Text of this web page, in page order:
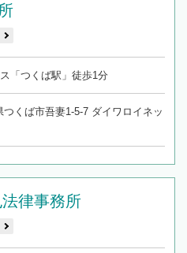
「つくば駅」徒歩1分
つくば市吾妻1-5-7 ダイワロイネッ
律事務所